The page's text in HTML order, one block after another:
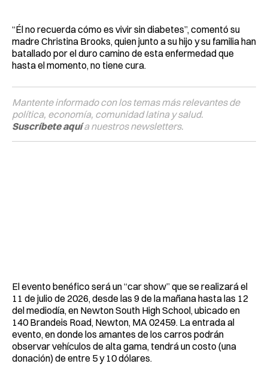
“Él no recuerda cómo es vivir sin diabetes”, comentó su
madre Christina Brooks, quien junto a su hijo y su familia han
batallado por el duro camino de esta enfermedad que
hasta el momento, no tiene cura.
Mantente informado con los temas más relevantes de
política, economía, comunidad latina y salud.
Suscríbete aquía nuestros newsletters.
El evento benéfico será un “car show” que se realizará el
11 de julio de 2026, desde las 9 de la mañana hasta las 12
del mediodía, en Newton South High School, ubicado en
140 Brandeis Road, Newton, MA 02459. La entrada al
evento, en donde los amantes de los carros podrán
observar vehículos de alta gama, tendrá un costo (una
donación) de entre 5 y 10 dólares.